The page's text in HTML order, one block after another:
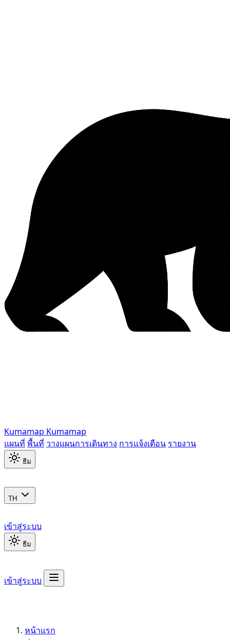
Kumamap Kumamap
แผนที่ พื้นที่ วางแผนการเดินทาง การแจ้งเตือน รายงาน
ธีม
TH
เข้าสู่ระบบ
ธีม
เข้าสู่ระบบ
หน้าแรก